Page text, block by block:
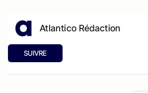
Atlantico Rédaction
SUIVRE